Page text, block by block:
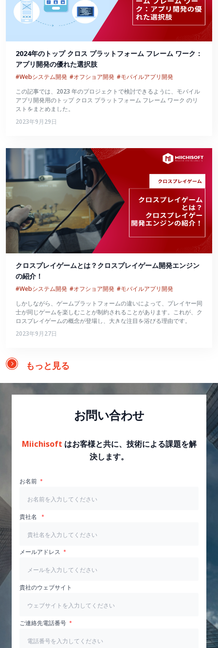
2024年のトップ クロス プラットフォーム フレーム ワーク：
アプリ開発の優れた選択肢
#Webシステム開発 #オフショア開発 #モバイルアプリ開発
この記事では、2023 年のプロジェクトで検討できるように、モバイル
アプリ開発用のトップ クロス プラットフォーム フレーム ワーク のリ
ストをまとめました。
2023年9月29日
クロスプレイゲームとは？クロスプレイゲーム開発エンジン
の紹介！
#Webシステム開発 #オフショア開発 #モバイルアプリ開発
しかしながら、ゲームプラットフォームの違いによって、プレイヤー同
士が同じゲームを楽しむことが制約されることがあります。これが、ク
ロスプレイゲームの概念が登場し、大きな注目を浴びる理由です。
2023年9月27日
もっと見る
お問い合わせ
Miichisoft はお客様と共に、技術による課題を解
決します。
お名前
貴社名
メールアドレス
貴社のウェブサイト
ご連絡先電話番号